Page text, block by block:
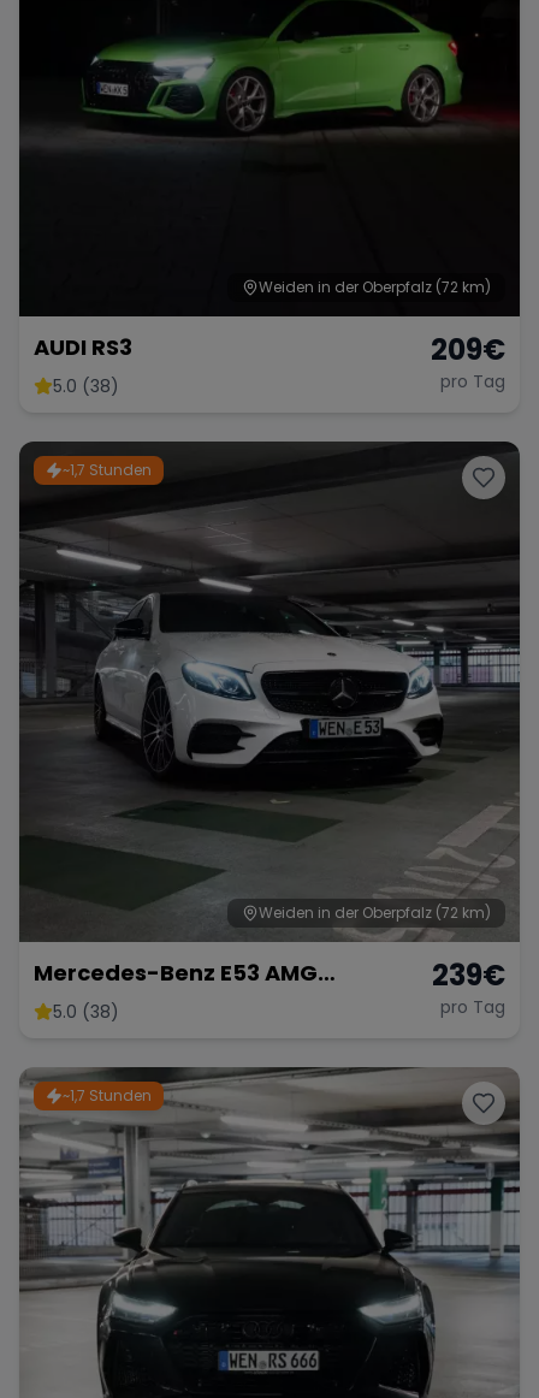
Bentley Rolls Royce Aston Martin
Corvette
Weiden in der Oberpfalz (72 km)
AUDI RS3
5.0 (38)
209€
pro Tag
~1,7 Stunden
Weiden in der Oberpfalz (72 km)
Mercedes-Benz E53 AMG
Performance
5.0 (38)
239€
pro Tag
~1,7 Stunden